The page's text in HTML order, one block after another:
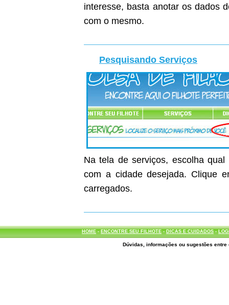
interesse, basta anotar os dados
com o mesmo.
Pesquisando Serviços
Na tela de serviços, escolha
com a cidade desejada. Clique
carregados.
HOME- ENCONTRE SEU FILHOTE- DICAS E CUIDADOS-
Dúvidas, informações ou sugestões